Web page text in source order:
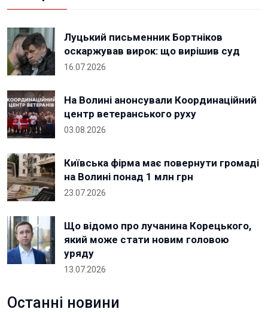
Луцький письменник Бортніков
оскаржував вирок: що вирішив суд
16.07.2026
На Волині анонсували Координаційний
центр ветеранського руху
03.08.2026
Київська фірма має повернути громаді
на Волині понад 1 млн грн
23.07.2026
Що відомо про лучанина Корецького,
який може стати новим головою
уряду
13.07.2026
Останні новини